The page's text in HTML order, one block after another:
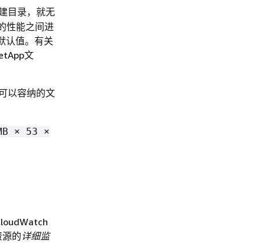
目录，就无
性能之间进
认值。有关
文
以容纳的文
× 53 ×
的详细监